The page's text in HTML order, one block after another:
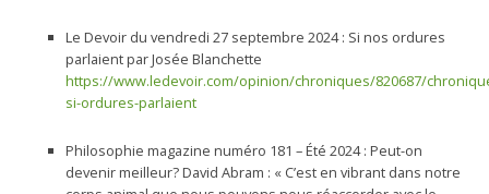
Le Devoir du vendredi 27 septembre 2024 : Si nos ordures
parlaient par Josée Blanchette
https://www.ledevoir.com/opinion/chroniques/820687/
si-ordures-parlaient
Philosophie magazine numéro 181 – Été 2024 : Peut-on
devenir meilleur? David Abram : « C’est en vibrant dans notre